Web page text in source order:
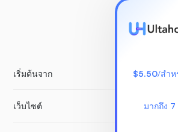
เริ่มต้นจาก
เว็บไซต์
$5.50/สำห
มากถึง 7